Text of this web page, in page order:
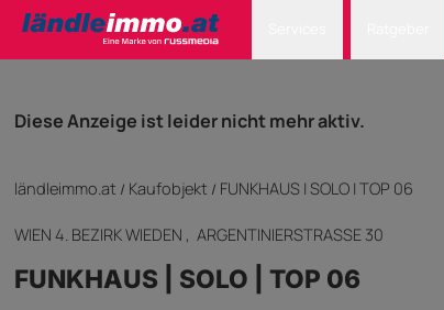
Diese Anzeige ist leider nicht mehr aktiv.
ländleimmo.at / Kaufobjekt / FUNKHAUS | SOLO | TOP 06
WIEN 4. BEZIRK WIEDEN , ARGENTINIERSTRASSE 30
FUNKHAUS | SOLO | TOP 06